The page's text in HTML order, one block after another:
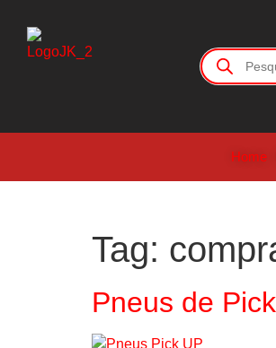
Home
Tag:
Pneus de